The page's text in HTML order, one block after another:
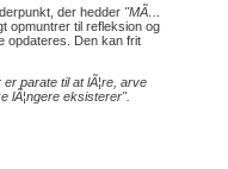
der hedder "MÃ…
opmuntrer til refleksion og
opdateres. Den kan frit
parate til at lÃ¦re, arve
lÃ¦ngere eksisterer".